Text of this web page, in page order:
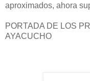
aproximados, ahora
PORTADA DE LOS
AYACUCHO